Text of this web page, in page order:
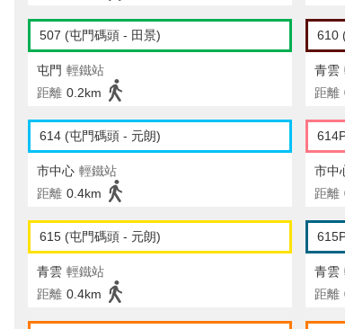
507 (屯門碼頭 - 田景)
屯門 輕鐵站
距離 0.2km
610
青雲
距離
614 (屯門碼頭 - 元朗)
市中心 輕鐵站
距離 0.4km
市中
距離
615 (屯門碼頭 - 元朗)
青雲 輕鐵站
距離 0.4km
青雲
距離